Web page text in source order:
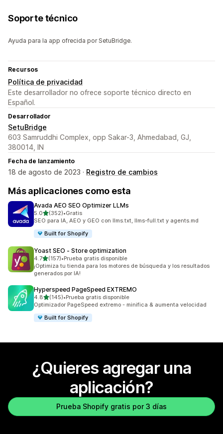
Soporte técnico
Ayuda para la app ofrecida por SetuBridge.
Recursos
Política de privacidad
Este desarrollador no ofrece soporte técnico directo en
Español.
Desarrollador
SetuBridge
603 Samruddhi Complex, opp Sakar-3, Ahmedabad, GJ,
380014, IN
Fecha de lanzamiento
18 de agosto de 2023 · Registro de cambios
Más aplicaciones como esta
Avada AEO SEO Optimizer LLMs
5.0de 5 estrellas
(352)
352 reseñas en total
•Gratis
SEO para IA, AEO y GEO con llms.txt, llms-full.txt y agents.md
Built for Shopify
Yoast SEO ‑ Store optimization
4.7de 5 estrellas
(157)
157 reseñas en total
•Prueba gratis disponible
¡Optimiza tu tienda para los motores de búsqueda y los resultados
generados por IA!
Hyperspeed PageSpeed EXTREMO
4.8de 5 estrellas
(145)
145 reseñas en total
•Prueba gratis disponible
Optimizador PageSpeed extremo - minifica & aumenta velocidad
Built for Shopify
¿Quieres agregar una
aplicación?
Prueba Shopify gratis por 3 días